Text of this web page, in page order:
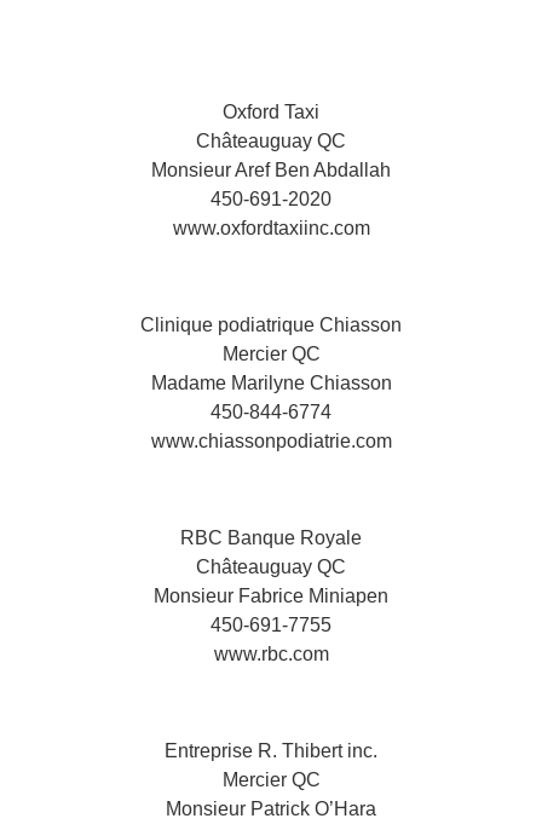
Oxford Taxi
Châteauguay QC
Monsieur Aref Ben Abdallah
450-691-2020
www.oxfordtaxiinc.com
Clinique podiatrique Chiasson
Mercier QC
Madame Marilyne Chiasson
450-844-6774
www.chiassonpodiatrie.com
RBC Banque Royale
Châteauguay QC
Monsieur Fabrice Miniapen
450-691-7755
www.rbc.com
Entreprise R. Thibert inc.
Mercier QC
Monsieur Patrick O’Hara